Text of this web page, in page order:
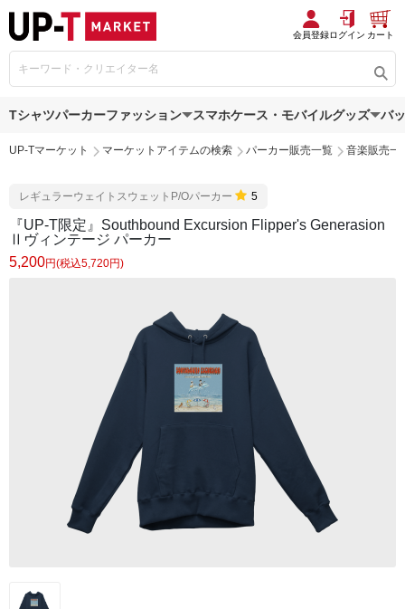
会員登録ログイン カート
Tシャツパーカーファッション スマホケース・モバイルグッズ バ
UP-Tマーケット マーケットアイテムの検索 パーカー販売一覧 音楽販売一
レギュラーウェイトスウェットP/Oパーカー 5
『UP-T限定』Southbound Excursion Flipper's Generasion
Ⅱヴィンテージ パーカー
5,200円(税込5,720円)